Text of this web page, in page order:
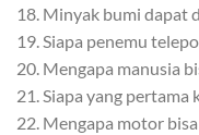
18. Minyak bumi dapat
19. Siapa penemu
20. Mengapa manusia
21. Siapa yang pertama
22. Mengapa motor